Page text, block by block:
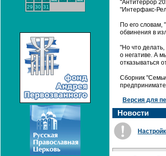
29 30 31
"Антитеррор
"Интерфакс-
По его словам,
обвинения в
"Но что
о негативе. А
отказываться
Сборник
Версия для
Новости